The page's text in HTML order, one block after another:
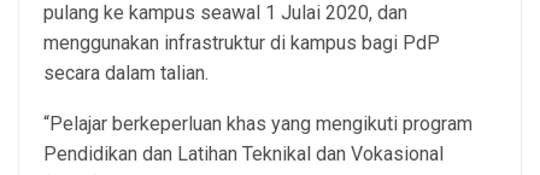
pulang ke kampus seawal 1 Julai 2020, dan
menggunakan infrastruktur di kampus bagi PdP
secara dalam talian.
“Pelajar berkeperluan khas yang mengikuti program
Pendidikan dan Latihan Teknikal dan Vokasional